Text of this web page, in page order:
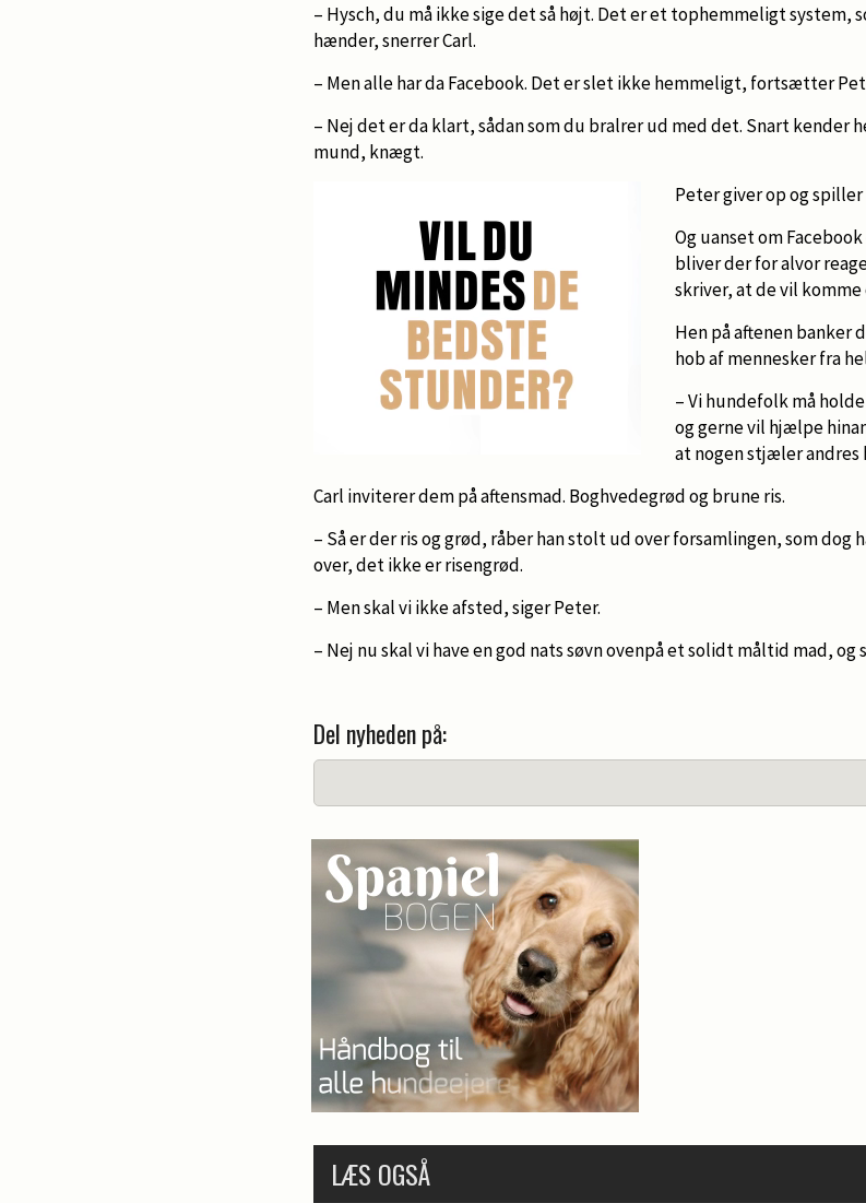
– Hysch, du må ikke sige det så højt. Det er et tophemmeligt
hænder, snerrer Carl.
– Men alle har da Facebook. Det er slet ikke hemmeligt, fortsætter
– Nej det er da klart, sådan som du bralrer ud med det. Snart kender
mund, knægt.
Peter giver op og spiller
Og uanset om
bliver der for alvor
skriver, at de vil
Hen på aftenen banker
hob af mennesker fra
– Vi hundefolk må
og gerne vil hjælpe
at nogen stjæler
Carl inviterer dem på aftensmad. Boghvedegrød og brune ris.
– Så er der ris og grød, råber han stolt ud over forsamlingen, som
over, det ikke er risengrød.
– Men skal vi ikke afsted, siger Peter.
– Nej nu skal vi have en god nats søvn ovenpå et solidt måltid mad, og
Del nyheden på:
LÆS OGSÅ